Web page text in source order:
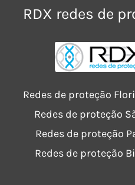
RDX redes de
Redes de proteção
Redes de proteção
Redes de proteção
Redes de proteção